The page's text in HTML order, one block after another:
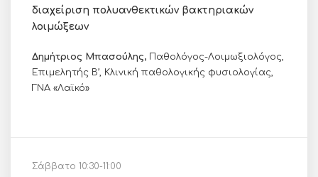
διαχείριση πολυανθεκτικών βακτηριακών
λοιμώξεων
Δημήτριος Μπασούλης, Παθολόγος-Λοιμωξιολόγος,
Επιμελητής Β’, Κλινική παθολογικής φυσιολογίας,
ΓΝΑ «Λαϊκό»
Σάββατο 10:30-11:00